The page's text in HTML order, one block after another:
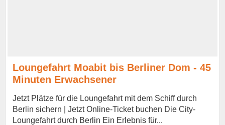
Loungefahrt Moabit bis Berliner Dom - 45
Minuten Erwachsener
Jetzt Plätze für die Loungefahrt mit dem Schiff durch
Berlin sichern | Jetzt Online-Ticket buchen Die City-
Loungefahrt durch Berlin Ein Erlebnis für...